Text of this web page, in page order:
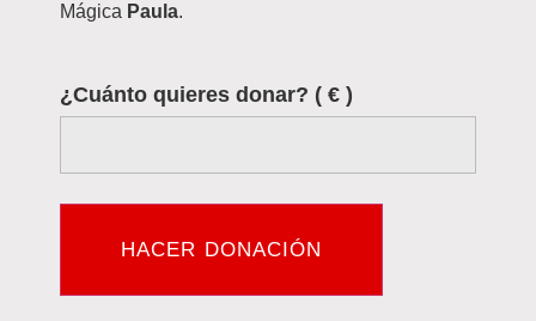
Mágica Paula.
¿Cuánto quieres donar? ( € )
HACER DONACIÓN